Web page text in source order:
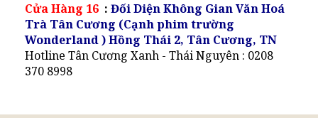
Cửa Hàng 16 : Đối Diện Không Gian Văn Hoá
Trà Tân Cương (Cạnh phim trường
Wonderland ) Hồng Thái 2, Tân Cương, TN
Hotline Tân Cương Xanh - Thái Nguyên : 0208
370 8998